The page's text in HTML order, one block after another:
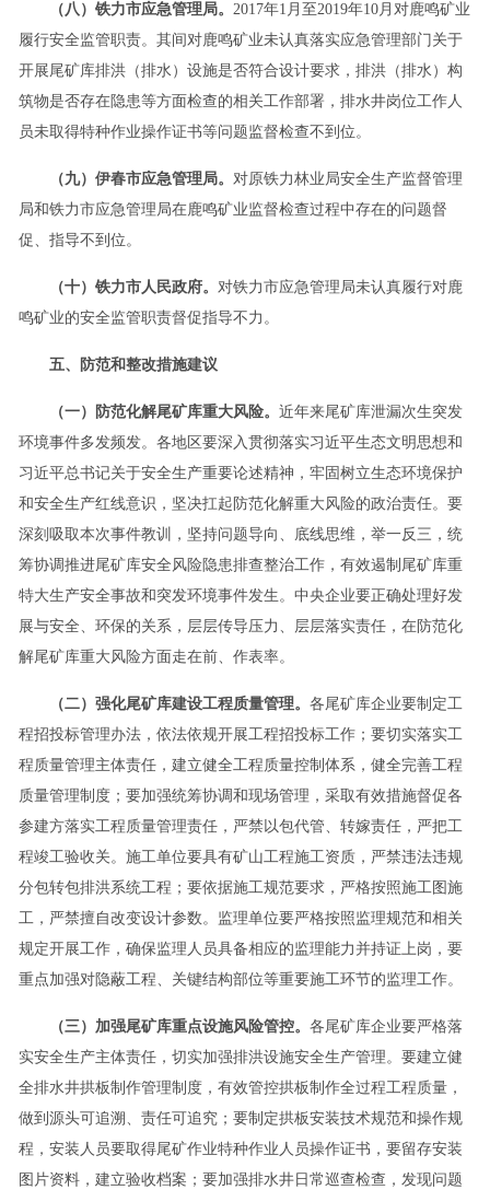
（八）铁力市应急管理局。 2017年1月至2019年10月对鹿鸣矿业
履行安全监管职责。其间对鹿鸣矿业未认真落实应急管理部门关于
开展尾矿库排洪（排水）设施是否符合设计要求，排洪（排水）构
筑物是否存在隐患等方面检查的相关工作部署，排水井岗位工作人
员未取得特种作业操作证书等问题监督检查不到位。
（九）伊春市应急管理局。 对原铁力林业局安全生产监督管理
局和铁力市应急管理局在鹿鸣矿业监督检查过程中存在的问题督
促、指导不到位。
（十）铁力市人民政府。 对铁力市应急管理局未认真履行对鹿
鸣矿业的安全监管职责督促指导不力。
五、防范和整改措施建议
（一）防范化解尾矿库重大风险。 近年来尾矿库泄漏次生突发
环境事件多发频发。各地区要深入贯彻落实习近平生态文明思想和
习近平总书记关于安全生产重要论述精神，牢固树立生态环境保护
和安全生产红线意识，坚决扛起防范化解重大风险的政治责任。要
深刻吸取本次事件教训，坚持问题导向、底线思维，举一反三，统
筹协调推进尾矿库安全风险隐患排查整治工作，有效遏制尾矿库重
特大生产安全事故和突发环境事件发生。中央企业要正确处理好发
展与安全、环保的关系，层层传导压力、层层落实责任，在防范化
解尾矿库重大风险方面走在前、作表率。
（二）强化尾矿库建设工程质量管理。 各尾矿库企业要制定工
程招投标管理办法，依法依规开展工程招投标工作；要切实落实工
程质量管理主体责任，建立健全工程质量控制体系，健全完善工程
质量管理制度；要加强统筹协调和现场管理，采取有效措施督促各
参建方落实工程质量管理责任，严禁以包代管、转嫁责任，严把工
程竣工验收关。施工单位要具有矿山工程施工资质，严禁违法违规
分包转包排洪系统工程；要依据施工规范要求，严格按照施工图施
工，严禁擅自改变设计参数。监理单位要严格按照监理规范和相关
规定开展工作，确保监理人员具备相应的监理能力并持证上岗，要
重点加强对隐蔽工程、关键结构部位等重要施工环节的监理工作。
（三）加强尾矿库重点设施风险管控。 各尾矿库企业要严格落
实安全生产主体责任，切实加强排洪设施安全生产管理。要建立健
全排水井拱板制作管理制度，有效管控拱板制作全过程工程质量，
做到源头可追溯、责任可追究；要制定拱板安装技术规范和操作规
程，安装人员要取得尾矿作业特种作业人员操作证书，要留存安装
图片资料，建立验收档案；要加强排水井日常巡查检查，发现问题